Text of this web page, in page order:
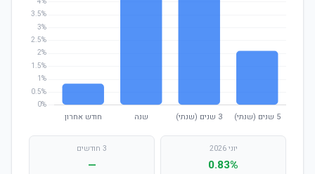
יוני 2026
0.83%
3 חודשים
—